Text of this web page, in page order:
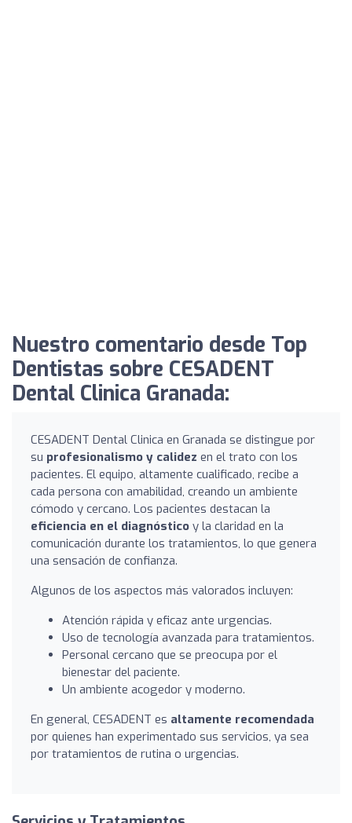
Nuestro comentario desde Top
Dentistas sobre CESADENT
Dental Clinica Granada:
CESADENT Dental Clinica en Granada se distingue por
su profesionalismo y calidez en el trato con los
pacientes. El equipo, altamente cualificado, recibe a
cada persona con amabilidad, creando un ambiente
cómodo y cercano. Los pacientes destacan la
eficiencia en el diagnóstico y la claridad en la
comunicación durante los tratamientos, lo que genera
una sensación de confianza.
Algunos de los aspectos más valorados incluyen:
Atención rápida y eficaz ante urgencias.
Uso de tecnología avanzada para tratamientos.
Personal cercano que se preocupa por el
bienestar del paciente.
Un ambiente acogedor y moderno.
En general, CESADENT es altamente recomendada
por quienes han experimentado sus servicios, ya sea
por tratamientos de rutina o urgencias.